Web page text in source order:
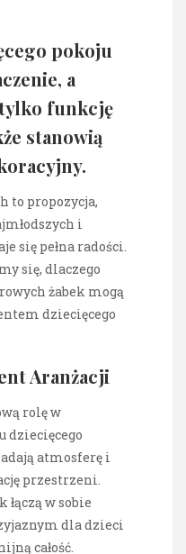
pokoju
a
tylko funkcję
stanowią
to propozycja,
i
się pełna radości.
się, dlaczego
żabek mogą
dziecięcego
Aranżacji
rolę w
dziecięcego
atmosferę i
przestrzeni.
łączą w sobie
dla dzieci
całość.